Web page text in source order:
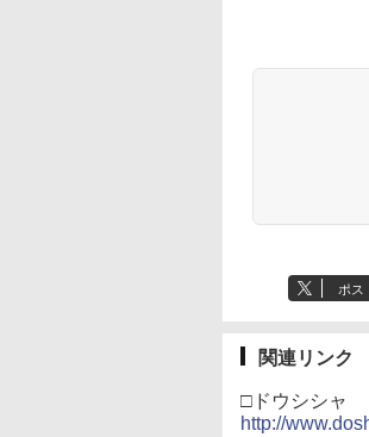
ポス
関連リンク
□ドウシシャ
http://